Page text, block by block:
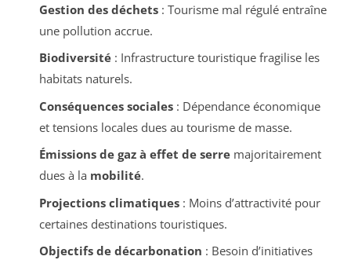
Gestion des déchets: Tourisme mal régulé entraîne
une pollution accrue.
Biodiversité: Infrastructure touristique fragilise les
habitats naturels.
Conséquences sociales: Dépendance économique
et tensions locales dues au tourisme de masse.
Émissions de gaz à effet de serremajoritairement
dues à la mobilité.
Projections climatiques: Moins d’attractivité pour
certaines destinations touristiques.
Objectifs de décarbonation : Besoin d’initiatives